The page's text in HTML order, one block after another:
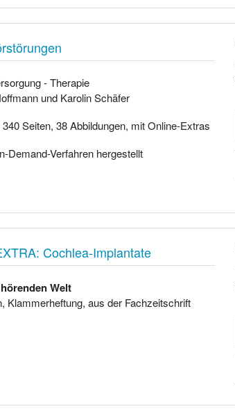
- Therapie
und Karolin Schäfer
Seiten, 38 Abbildungen, mit Online-Extras
Demand-Verfahren hergestellt
Cochlea-Implantate
Welt
Klammerheftung, aus der Fachzeitschrift